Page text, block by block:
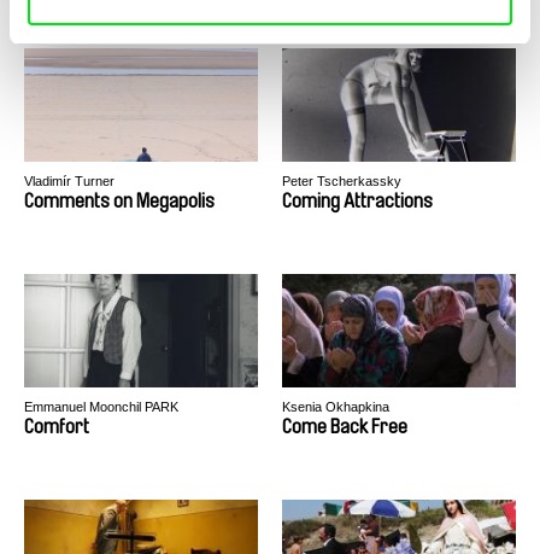
Vladimír Turner
Comments on Megapolis
Peter Tscherkassky
Coming Attractions
Emmanuel Moonchil PARK
Comfort
Ksenia Okhapkina
Come Back Free